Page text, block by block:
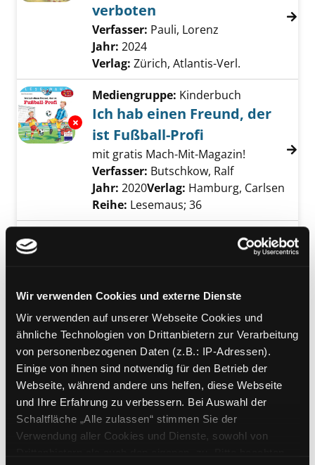
Wir verwenden Cookies und externe Dienste
Wir verwenden auf unserer Webseite Cookies und
ähnliche Technologien von Drittanbietern zur Verarbeitung
von personenbezogenen Daten (z.B.: IP-Adressen).
Einige von ihnen sind notwendig für den Betrieb der
Webseite, während andere uns helfen, diese Webseite
und Ihre Erfahrung zu verbessern. Bei Auswahl der
Schaltfläche „Alle zulassen“ stimmen Sie der
Verwendung aller Cookies und Dienste, sowohl von
verboten
Verfasser: Pauli, Lorenz
Jahr: 2024
Verlag: Zürich, Atlantis-Verl.
Exemplar-Details von Ich hab einen Freund,
Mediengruppe: Kinderbuch
Ich hab einen Freund, der
ist Fußball-Profi
mit gratis Mach-Mit-Magazin!
Verfasser: Butschkow, RalfSuche nach
Jahr: 2020Verlag: Hamburg, Carlsen
Reihe: Lesemaus; 36
Kinderbuch
Lesespaß]
Jahr:2004
Verlag:Bindlach, Loewe-Verl.
Reihe:Lesepiraten, 3. Stufe
Exemplar-Details von 06.; Ein starkes Team
Mediengruppe:Kinderbuch
06.; Ein starkes Team
Suche nach diesem Verfasser
Jahr:
2014